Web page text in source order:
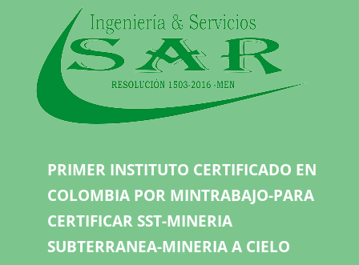
PRIMER INSTITUTO CERTIFICADO EN
COLOMBIA POR MINTRABAJO-PARA
CERTIFICAR SST-MINERIA
SUBTERRANEA-MINERIA A CIELO